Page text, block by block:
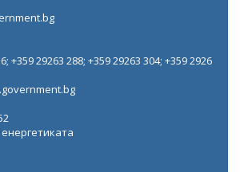
+359 29263 288; +359 29263 304; +359 2926